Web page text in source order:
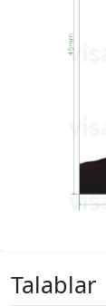
Talablar